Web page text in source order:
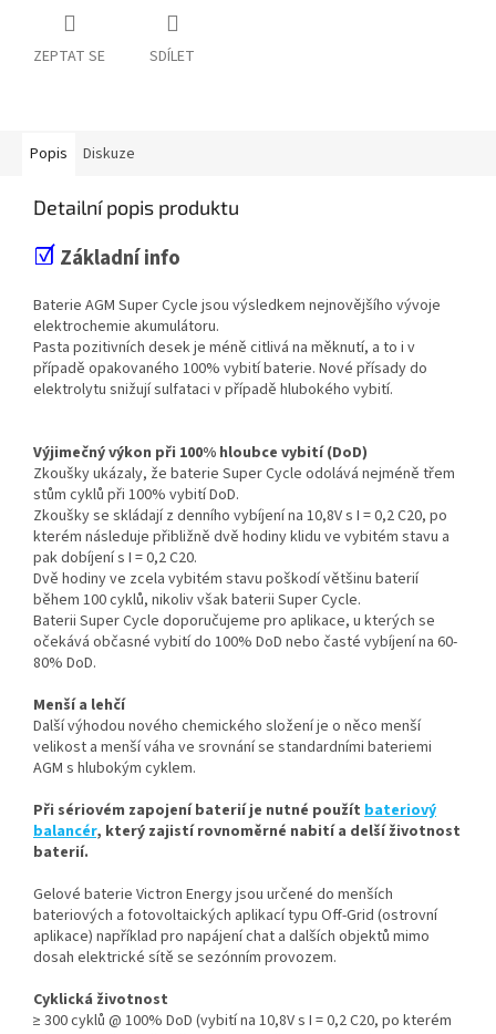
ZEPTAT SE SDÍLET
Popis Diskuze
Detailní popis produktu
☑Základní info
Baterie AGM Super Cycle jsou výsledkem nejnovějšího vývoje
elektrochemie akumulátoru.
Pasta pozitivních desek je méně citlivá na měknutí, a to i v
případě opakovaného 100% vybití baterie. Nové přísady do
elektrolytu snižují sulfataci v případě hlubokého vybití.
Výjimečný výkon při 100% hloubce vybití (DoD)
Zkoušky ukázaly, že baterie Super Cycle odolává nejméně třem
stům cyklů při 100% vybití DoD.
Zkoušky se skládají z denního vybíjení na 10,8V s I = 0,2 C20, po
kterém následuje přibližně dvě hodiny klidu ve vybitém stavu a
pak dobíjení s I = 0,2 C20.
Dvě hodiny ve zcela vybitém stavu poškodí většinu baterií
během 100 cyklů, nikoliv však baterii Super Cycle.
Baterii Super Cycle doporučujeme pro aplikace, u kterých se
očekává občasné vybití do 100% DoD nebo časté vybíjení na 60-
80% DoD.
Menší a lehčí
Další výhodou nového chemického složení je o něco menší
velikost a menší váha ve srovnání se standardními bateriemi
AGM s hlubokým cyklem.
Při sériovém zapojení baterií je nutné použít bateriový
balancér, který zajistí rovnoměrné nabití a delší životnost
baterií.
Gelové baterie Victron Energy jsou určené do menších
bateriových a fotovoltaických aplikací typu Off-Grid (ostrovní
aplikace) například pro napájení chat a dalších objektů mimo
dosah elektrické sítě se sezónním provozem.
Cyklická životnost
≥ 300 cyklů @ 100% DoD (vybití na 10,8V s I = 0,2 C20, po kterém